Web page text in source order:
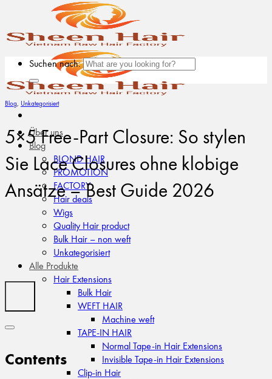
Über uns
Blog
BLOND HAIR
PROMOTION
FACTORY
Hair deals
Wigs
Quality Hair product
Bulk Hair – non weft
Unkategorisiert
Alle Produkte
Hair Extensions
Bulk Hair
WEFT HAIR
Machine weft
TAPE-IN HAIR
Normal Tape-in Hair Extensions
Invisible Tape-in Hair Extensions
Clip-in Hair
Suchen nach:
Blog, Unkategorisiert
5×5 Free-Part Closure: So stylen
Sie Lace Closures ohne klobige
Ansätze – Best Guide 2026
Contents